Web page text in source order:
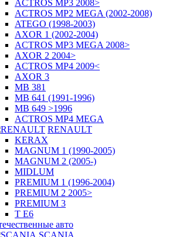
ACTROS MP3 2008>
ACTROS MP2 MEGA (2002-2008)
ATEGO (1998-2003)
AXOR 1 (2002-2004)
ACTROS MP3 MEGA 2008>
AXOR 2 2004>
ACTROS MP4 2009<
AXOR 3
MB 381
MB 641 (1991-1996)
MB 649 >1996
ACTROS MP4 MEGA
RENAULT
KERAX
MAGNUM 1 (1990-2005)
MAGNUM 2 (2005-)
MIDLUM
PREMIUM 1 (1996-2004)
PREMIUM 2 2005>
PREMIUM 3
T E6
авто
SCANIA